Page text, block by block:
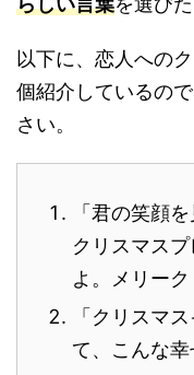
以下に、恋人への
個紹介しているの
さい。
「君の笑顔
クリスマス
よ。メリーク
「クリスマ
て、こんな幸